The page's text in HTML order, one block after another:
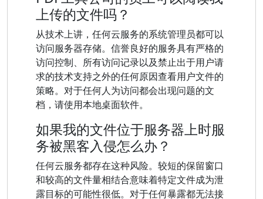
上传的文件吗？
从技术上讲，任何云服务的系统管理员都可以
访问服务器存储。信誉良好的服务具有严格的
访问控制、所有访问记录以及禁止出于用户请
求的技术支持之外的任何原因查看用户文件的
策略。对于任何人为访问都会出现问题的文
档，请使用本地桌面软件。
如果我的文件位于服务器上时服
务被黑客入侵怎么办？
任何云服务都存在这种风险。较短的保留窗口
和较高的文件量相结合意味着特定文件成为泄
露目标的可能性很低。对于任何暴露都无法接